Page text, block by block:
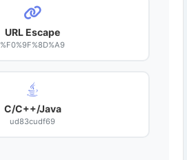
URL Escape
%F0%9F%8D%A9
C/C++/Java
ud83cudf69